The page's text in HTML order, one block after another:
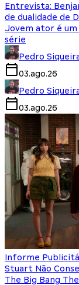
Entrevista:
de dualidade de
Jovem ator é
série
Pedro
03.ago.26
Pedro
03.ago.26
Informe
Stuart Não
The Big Bang